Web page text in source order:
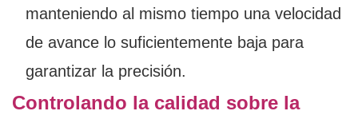
manteniendo al mismo tiempo una velocidad
de avance lo suficientemente baja para
garantizar la precisión.
Controlando la calidad sobre la